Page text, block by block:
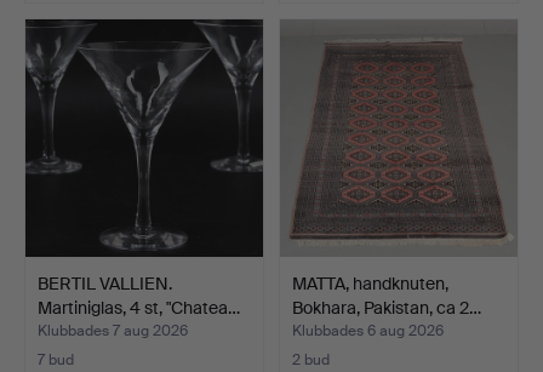
BERTIL VALLIEN.
Martiniglas, 4 st, "Chatea…
Klubbades 7 aug 2026
7 bud
MATTA, handknuten,
Bokhara, Pakistan, ca 2…
Klubbades 6 aug 2026
2 bud